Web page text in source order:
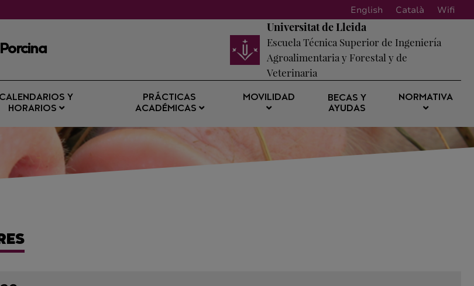
English Català Wifi
Universitat de Lleida
Escuela Técnica Superior de Ingeniería
Agroalimentaria y Forestal y de
Veterinaria
CALENDARIOS Y
HORARIOS
PRÁCTICAS
ACADÉMICAS
MOVILIDAD
BECAS Y
AYUDAS
NORMATIVA